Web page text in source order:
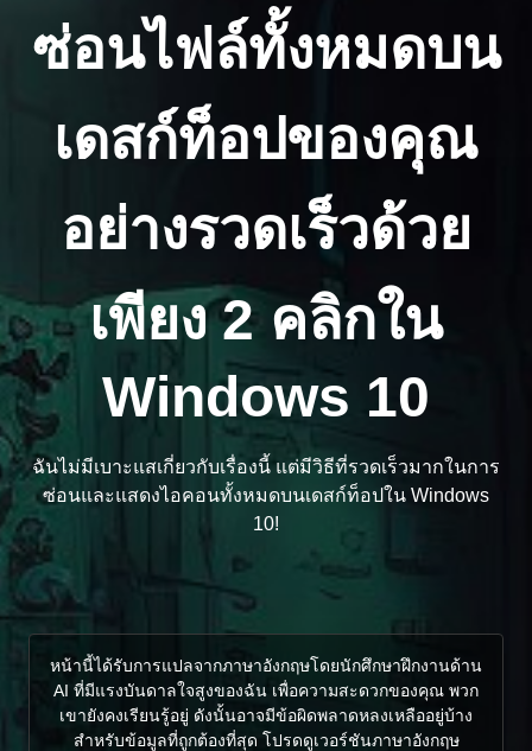
ซ่อนไฟล์ทั้งหมดบน
เดสก์ท็อปของคุณ
อย่างรวดเร็วด้วย
เพียง 2 คลิกใน
Windows 10
ฉันไม่มีเบาะแสเกี่ยวกับเรื่องนี้ แต่มีวิธีที่รวดเร็วมากในการ
ซ่อนและแสดงไอคอนทั้งหมดบนเดสก์ท็อปใน Windows
10!
หน้านี้ได้รับการแปลจากภาษาอังกฤษโดยนักศึกษาฝึกงานด้าน
AI ที่มีแรงบันดาลใจสูงของฉัน เพื่อความสะดวกของคุณ พวก
เขายังคงเรียนรู้อยู่ ดังนั้นอาจมีข้อผิดพลาดหลงเหลืออยู่บ้าง
สำหรับข้อมูลที่ถูกต้องที่สุด โปรดดูเวอร์ชันภาษาอังกฤษ